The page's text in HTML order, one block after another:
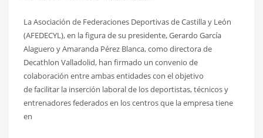
La Asociación de Federaciones Deportivas de Castilla y León
(AFEDECYL), en la figura de su presidente, Gerardo García
Alaguero y Amaranda Pérez Blanca, como directora de
Decathlon Valladolid, han firmado un convenio de
colaboración entre ambas entidades con el objetivo
de facilitar la inserción laboral de los deportistas, técnicos y
entrenadores federados en los centros que la empresa tiene
en